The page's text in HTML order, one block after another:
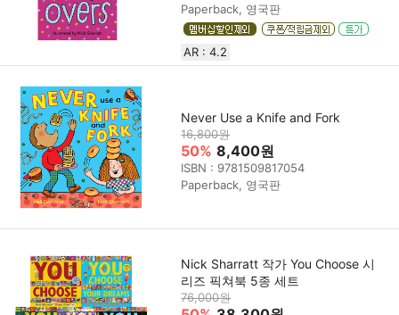
Paperback, 영국판
AR : 4.2
Never Use a Knife and Fork
16,800원
50% 8,400원
ISBN : 9781509817054
Paperback, 영국판
Nick Sharratt 작가 You Choose 시
리즈 픽쳐북 5종 세트
76,000원